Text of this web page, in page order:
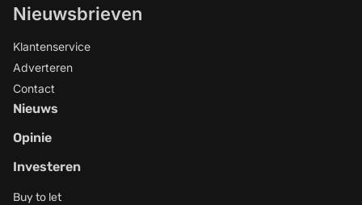
Nieuwsbrieven
Klantenservice
Adverteren
Contact
Nieuws
Opinie
Investeren
Buy to let